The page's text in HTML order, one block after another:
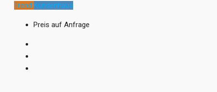
Trend Kundenhaus
Preis auf Anfrage